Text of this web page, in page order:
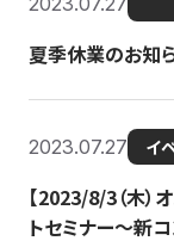
夏季休業のお知
2023.07.27 イ
【2023/8/3（木）
トセミナー〜新